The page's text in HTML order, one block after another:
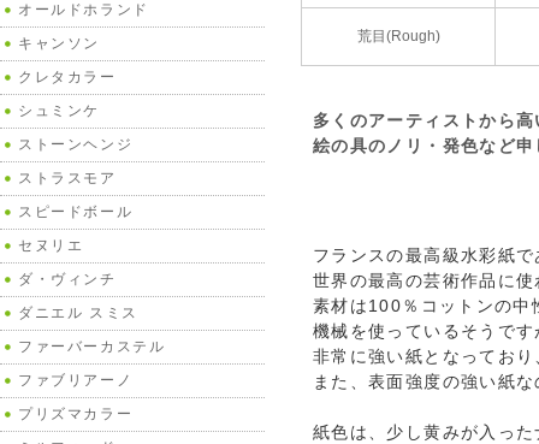
荒目(Rough)
多くのアーティストから
絵の具のノリ・発色など
フランスの最高級水彩紙
世界の最高の芸術作品に
素材は100％コットンの中
機械を使っているそうで
非常に強い紙となってお
また、表面強度の強い紙
紙色は、少し黄みが入っ
オールドホランド
キャンソン
クレタカラー
シュミンケ
ストーンヘンジ
ストラスモア
スピードボール
セヌリエ
ダ・ヴィンチ
ダニエル スミス
ファーバーカステル
ファブリアーノ
プリズマカラー